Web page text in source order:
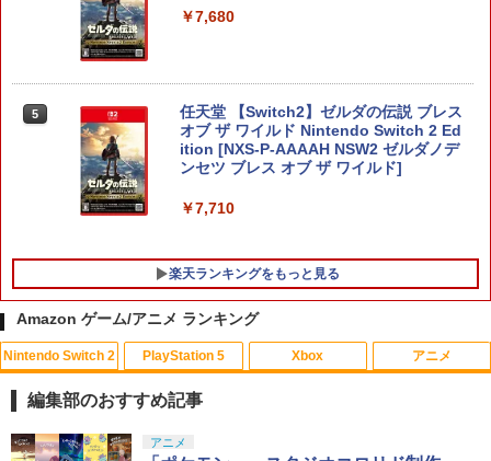
￥7,680
5
任天堂 【Switch2】ゼルダの伝説 ブレス
オブ ザ ワイルド Nintendo Switch 2 Ed
ition [NXS-P-AAAAH NSW2 ゼルダノデ
ンセツ ブレス オブ ザ ワイルド]
￥7,710
楽天ランキングをもっと見る
1
PS5 スティックカバー コントローラー
交換用 スティックキャップ PS4 コント
ローラー / PS5 コントローラー / PS5 コ
辺機器 ホコリ防止 全面保護 快適なグリ
1 【中古】トモダチコレクション
￥466
1
【中古】【未使用品】ミラベルと魔法だ
らけの家 MovieNEX [DVDのみ]
Amazon ゲーム/アニメ ランキング
Nintendo Switch 2
1
スプラトゥーン レイダース|オンライン
PlayStation 5
1
PlayStation 5 デジタル・エディション
Xbox
1
【純正品】Xbox ワイヤレス コントロー
アニメ
1
【Amazon.co.jp限定】劇場版モノノ怪
編集部のおすすめ記事
アニメ